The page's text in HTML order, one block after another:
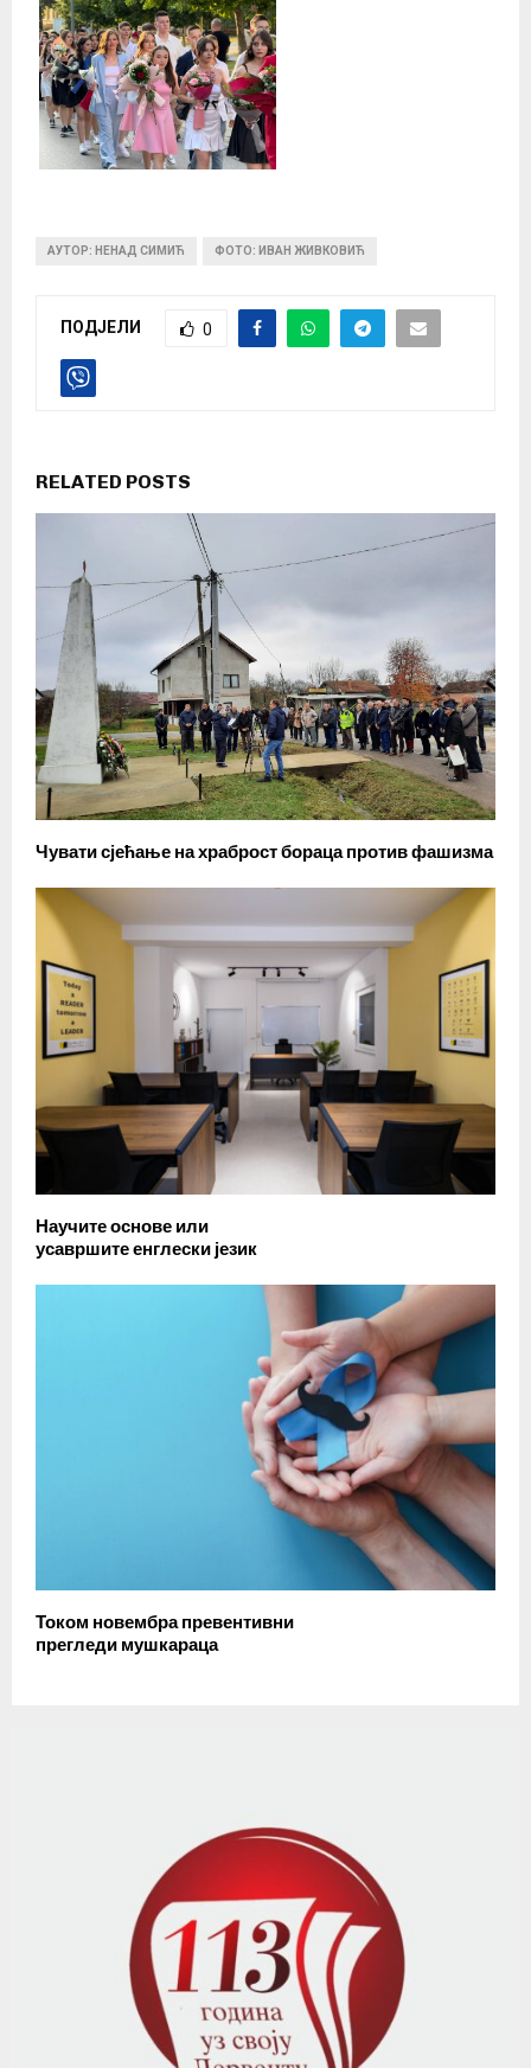
АУТОР: НЕНАД СИМИЋ ФОТО: ИВАН ЖИВКОВИЋ
ПОДЈЕЛИ 0
RELATED POSTS
Чувати сјећање на храброст бораца против фашизма
Научите основе или
усавршите енглески језик
Током новембра превентивни
прегледи мушкараца